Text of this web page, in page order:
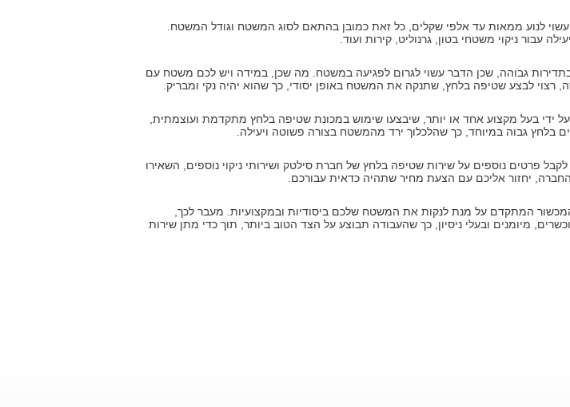
לנוע ממאות עד אלפי שקלים, כל זאת כמובן בהתאם לסוג המשטח וגודל המשטח.
עבור ניקוי משטחי בטון, גרנוליט, קירות ועוד.
גבוהה, שכן הדבר עשוי לגרום לפגיעה במשטח. מה שכן, במידה ויש לכם משטח עם
רצוי לבצע שטיפה בלחץ, שתנקה את המשטח באופן יסודי, כך שהוא יהיה נקי ומבריק.
ידי בעל מקצוע אחד או יותר, שיבצעו שימוש במכונת שטיפה בלחץ מתקדמת ועוצמתית,
בלחץ גבוה במיוחד, כך שהלכלוך ירד מהמשטח בצורה פשוטה ויעילה.
פרטים נוספים על שירות שטיפה בלחץ של חברת סילטק ושירותי ניקוי נוספים, השאירו
יחזור אליכם עם הצעת מחיר שתהיה כדאית עבורכם.
המתקדם על מנת לנקות את המשטח שלכם ביסודיות ובמקצועיות. מעבר לכך,
מיומנים ובעלי ניסיון, כך שהעבודה תבוצע על הצד הטוב ביותר, תוך כדי מתן שירות